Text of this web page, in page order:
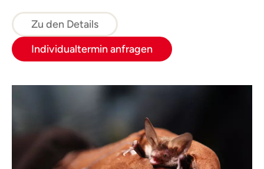
Zu den Details
Individualtermin anfragen